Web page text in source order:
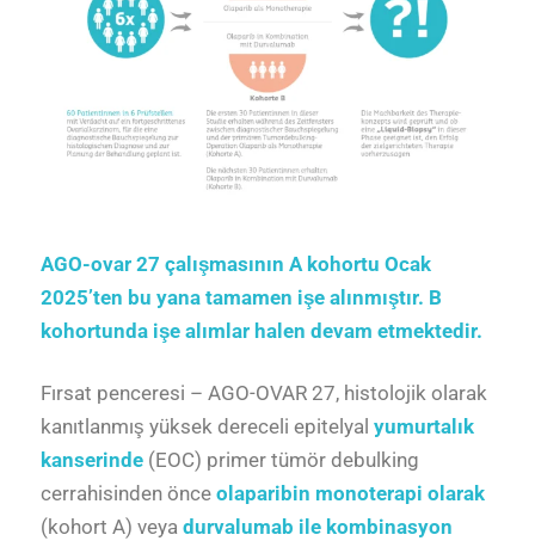
AGO-ovar 27 çalışmasının A kohortu Ocak
2025’ten bu yana tamamen işe alınmıştır. B
kohortunda işe alımlar halen devam etmektedir.
Fırsat penceresi – AGO-OVAR 27, histolojik olarak
kanıtlanmış yüksek dereceli epitelyal yumurtalık
kanserinde (EOC) primer tümör debulking
cerrahisinden önce olaparibin monoterapi olarak
(kohort A) veya durvalumab ile kombinasyon